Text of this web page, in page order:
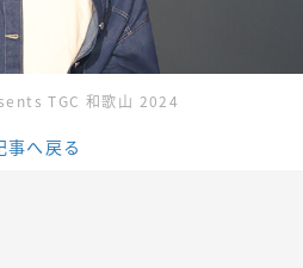
TGC 和歌山 2024
事へ戻る